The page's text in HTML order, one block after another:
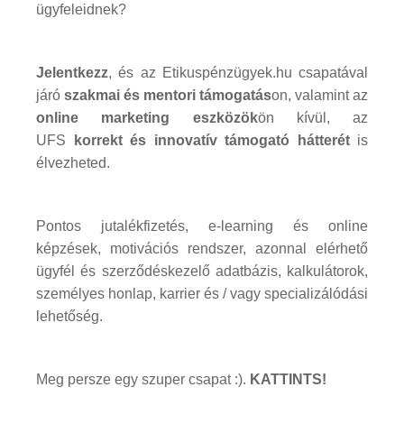
ügyfeleidnek?
Jelentkezz, és az Etikuspénzügyek.hu csapatával
járó szakmai és mentori támogatáson, valamint az
online marketing eszközökön kívül, az
UFS korrekt és innovatív támogató hátterétis
élvezheted.
Pontos jutalékfizetés, e-learning és online
képzések, motivációs rendszer, azonnal elérhető
ügyfél és szerződéskezelő adatbázis, kalkulátorok,
személyes honlap, karrier és / vagy specializálódási
lehetőség.
Meg persze egy szuper csapat :). KATTINTS!